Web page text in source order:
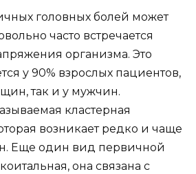
головных болей может
часто встречается
организма. Это
у 90% взрослых пациентов,
так и у мужчин.
кластерная
возникает редко и чаще
Еще один вид первичной
она связана с